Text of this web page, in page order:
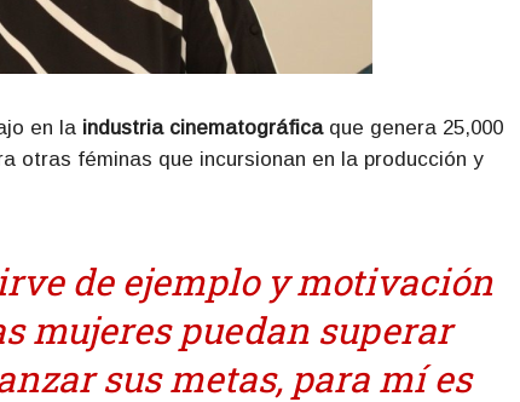
en la industria cinematográficaque genera 25,000
otras féminas que incursionan en la producción y
de ejemplo y motivación
mujeres puedan superar
sus metas, para mí es